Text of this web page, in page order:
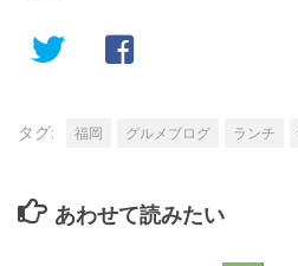
タグ: 福岡 グルメブログ ランチ
あわせて読みたい